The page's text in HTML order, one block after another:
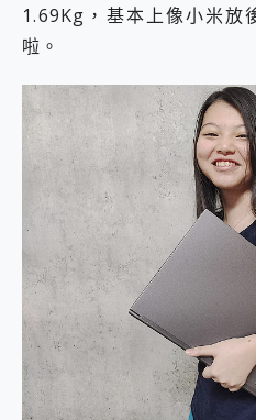
1.69Kg，基本上像小米放
啦。